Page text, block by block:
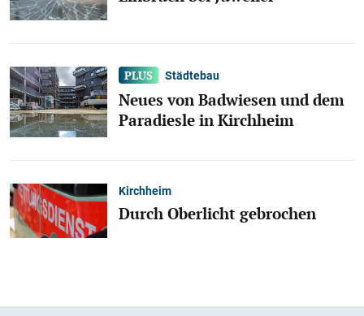
Städtebau
Neues von Badwiesen und dem
Paradiesle in Kirchheim
Kirchheim
Durch Oberlicht gebrochen